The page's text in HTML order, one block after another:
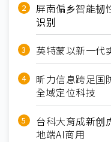
屏南偏乡智能韧
识别
英特蒙以新一代
昕力信息跨足国
全域定位科技
台科大育成新创
地端AI商用